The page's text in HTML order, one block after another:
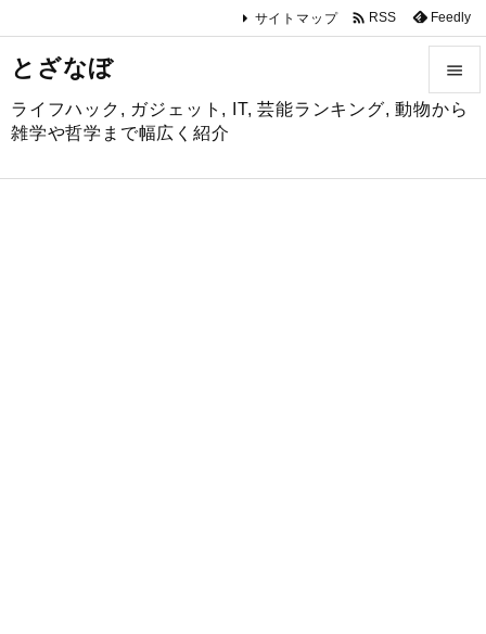
とざなぼ
ライフハック, ガジェット, IT, 芸能ランキング, 動物から
雑学や哲学まで幅広く紹介



サイトマップ  RSS Feedly